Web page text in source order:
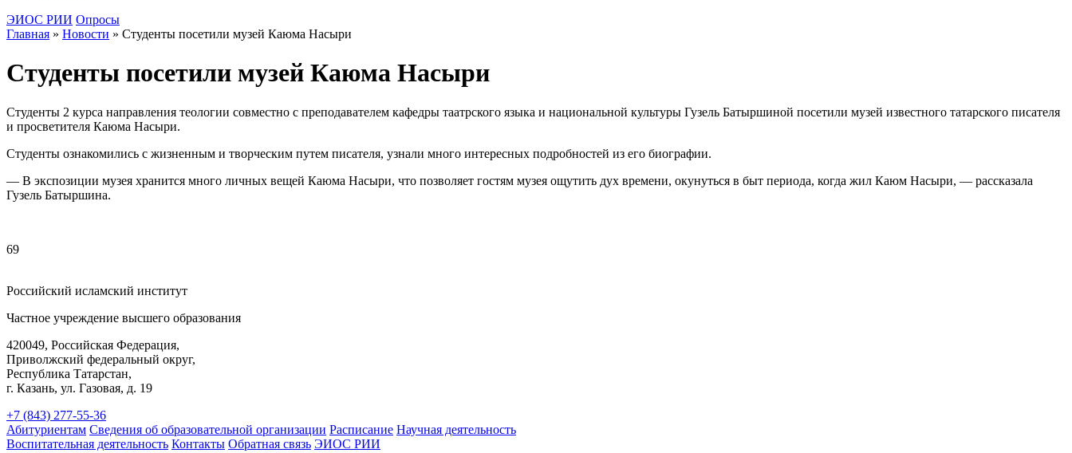
ЭИОС РИИ Опросы
Главная » Новости » Студенты посетили музей Каюма Насыри
Студенты посетили музей Каюма Насыри
Студенты 2 курса направления теологии совместно с преподавателем кафедры таатрского языка и национальной культуры Гузель Батыршиной посетили музей известного татарского писателя
и просветителя Каюма Насыри.
Студенты ознакомились с жизненным и творческим путем писателя, узнали много интересных подробностей из его биографии.
— В экспозиции музея хранится много личных вещей Каюма Насыри, что позволяет гостям музея ощутить дух времени, окунуться в быт периода, когда жил Каюм Насыри, — рассказала
Гузель Батыршина.
69
Российский исламский институт
Частное учреждение высшего образования
420049, Российская Федерация,
Приволжский федеральный округ,
Республика Татарстан,
г. Казань, ул. Газовая, д. 19
+7 (843) 277-55-36
Абитуриентам Сведения об образовательной организации Расписание Научная деятельность
Воспитательная деятельность Контакты Обратная связь ЭИОС РИИ